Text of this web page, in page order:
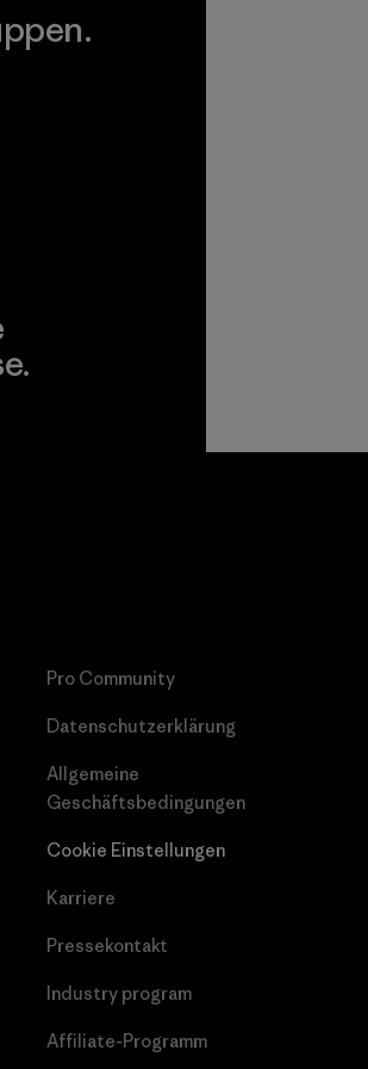
Pro Community
Datenschutzerklärung
Allgemeine
Geschäftsbedingungen
Cookie Einstellungen
Karriere
Pressekontakt
Industry program
Affiliate-Programm